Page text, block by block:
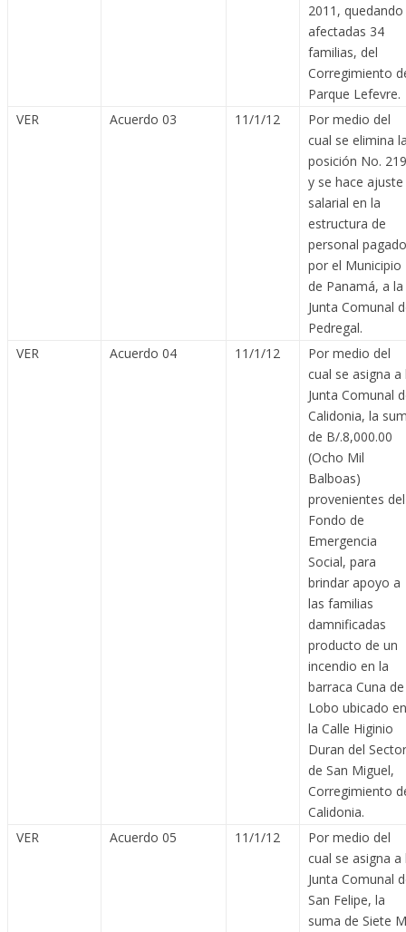
2011, quedando
afectadas 34
familias, del
Corregimiento
Parque Lefevre.
VER
Acuerdo 03 11/1/12
Por medio del
cual se elimina
posición No. 219
y se hace ajuste
salarial en la
estructura de
personal pagado
por el Municipio
de Panamá, a la
Junta Comunal
Pedregal.
VER
Acuerdo 04 11/1/12
Por medio del
cual se asigna a
Junta Comunal
Calidonia, la
de B/.8,000.00
(Ocho Mil
Balboas)
provenientes del
Fondo de
Emergencia
Social, para
brindar apoyo a
las familias
damnificadas
producto de un
incendio en la
barraca Cuna de
Lobo ubicado en
la Calle Higinio
Duran del Sector
de San Miguel,
Corregimiento
Calidonia.
VER
Acuerdo 05 11/1/12
Por medio del
cual se asigna a
Junta Comunal
San Felipe, la
suma de Siete